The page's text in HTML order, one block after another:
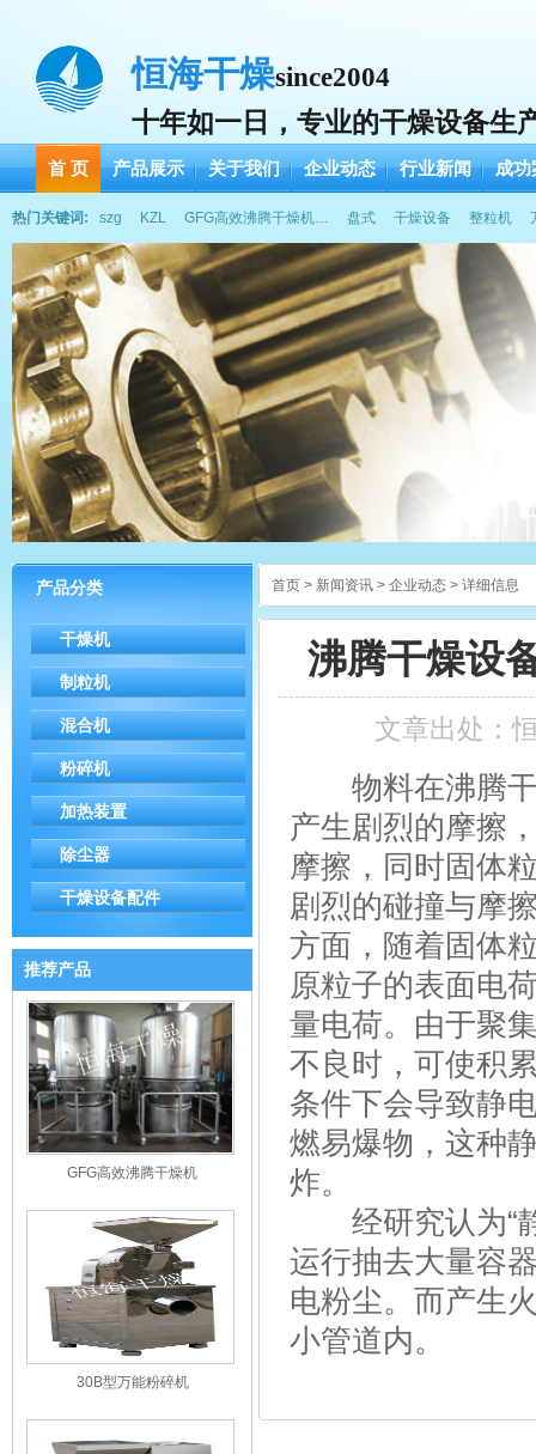
恒海干燥since2004
十年如一日，专业的干燥设备生
首 页 产品展示 关于我们 企业动态 行业新闻 成功
热门关键词: szg KZL GFG高效沸腾干燥机… 盘式 干燥设备 整粒机
产品分类
干燥机
制粒机
混合机
粉碎机
加热装置
除尘器
干燥设备配件
推荐产品
GFG高效沸腾干燥机
30B型万能粉碎机
首页 > 新闻资讯 > 企业动态 > 详细信息
沸腾干燥设
文章出处：
物料在沸腾干
产生剧烈的摩擦
摩擦，同时固体
剧烈的碰撞与摩
方面，随着固体
原粒子的表面电
量电荷。由于聚
不良时，可使积
条件下会导致静
燃易爆物，这种
炸。
经研究认为“静
运行抽去大量容
电粉尘。而产生
小管道内。